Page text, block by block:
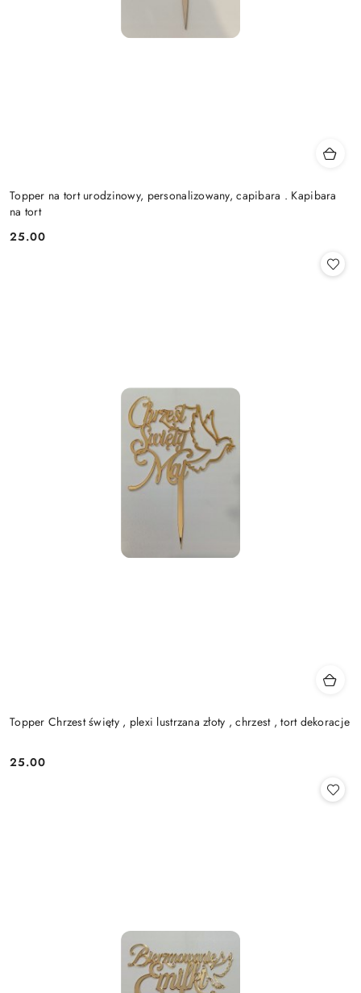
Topper na tort urodzinowy, personalizowany, capibara . Kapibara
na tort
Cena:
25.00
Topper Chrzest święty , plexi lustrzana złoty , chrzest , tort dekoracje
Cena:
25.00